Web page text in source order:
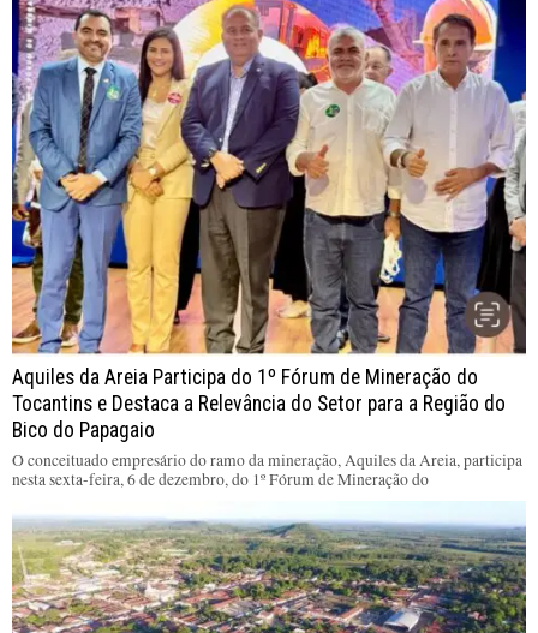
Aquiles da Areia Participa do 1º Fórum de Mineração do
Tocantins e Destaca a Relevância do Setor para a Região do
Bico do Papagaio
O conceituado empresário do ramo da mineração, Aquiles da Areia, participa
nesta sexta-feira, 6 de dezembro, do 1º Fórum de Mineração do